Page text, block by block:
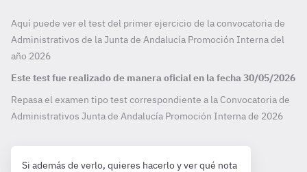
Aquí puede ver el test del primer ejercicio de la convocatoria de
Administrativos de la Junta de Andalucía Promoción Interna del
año 2026
Este test fue realizado de manera oficial en la fecha30/05/2026
Repasa el examen tipo test correspondiente a la Convocatoria de
Administrativos Junta de Andalucía Promoción Interna de 2026
Si además de verlo, quieres hacerlo y ver qué nota